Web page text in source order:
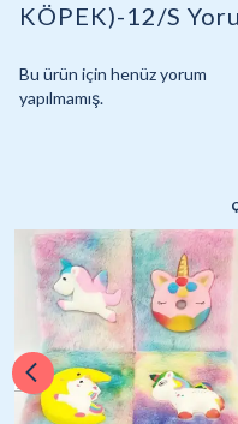
KÖPEK)-12/S
Bu ürün için henüz yorum
yapılmamış.